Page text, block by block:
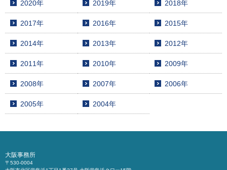
2020年 2019年 2018年
2017年 2016年 2015年
2014年 2013年 2012年
2011年 2010年 2009年
2008年 2007年 2006年
2005年 2004年
大阪事務所
〒530-0004